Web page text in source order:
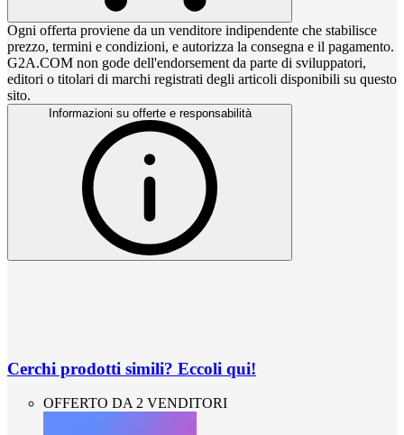
Ogni offerta proviene da un venditore indipendente che stabilisce
prezzo, termini e condizioni, e autorizza la consegna e il pagamento.
G2A.COM non gode dell'endorsement da parte di sviluppatori,
editori o titolari di marchi registrati degli articoli disponibili su questo
sito.
Informazioni su offerte e responsabilità
Cerchi prodotti simili? Eccoli qui!
OFFERTO DA 2 VENDITORI